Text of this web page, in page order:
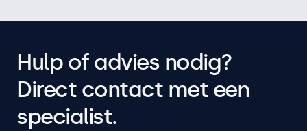
Hulp of advies nodig?
Direct contact met een
specialist.